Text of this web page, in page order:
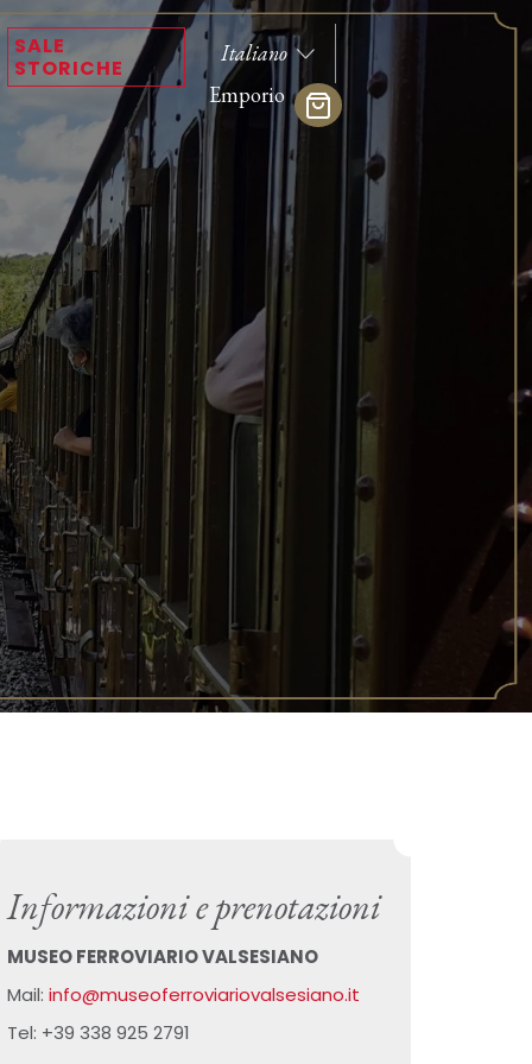
SALE
STORICHE
Emporio
Informazioni e prenotazioni
MUSEO FERROVIARIO VALSESIANO
Mail: info@museoferroviariovalsesiano.it
Tel: +39 338 925 2791